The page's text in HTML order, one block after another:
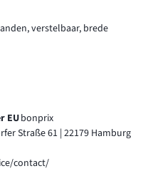
verstelbaar, brede
EUbonprix
Straße 61 | 22179 Hamburg
contact/